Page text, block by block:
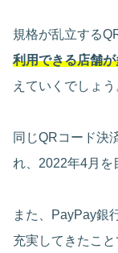
規格が乱立する
利用できる店舗
えていくでしょう
同じQRコード決
れ、2022年4月を
また、PayPay銀
充実してきたこ